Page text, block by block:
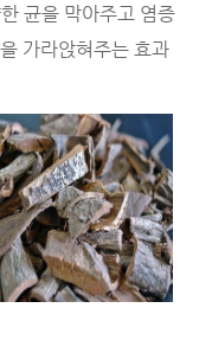
균을 막아주고 염증
가라앉혀주는 효과